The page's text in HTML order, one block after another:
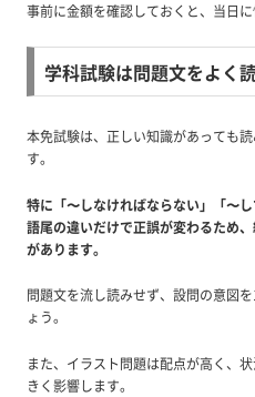
事前に金額を確認しておくと、当日に
学科試験は問題文をよく
本免試験は、正しい知識があっても
す。
特に「〜しなければならない」「〜
語尾の違いだけで正誤が変わるため
があります。
問題文を流し読みせず、設問の意図
ょう。
また、イラスト問題は配点が高く、
きく影響します。